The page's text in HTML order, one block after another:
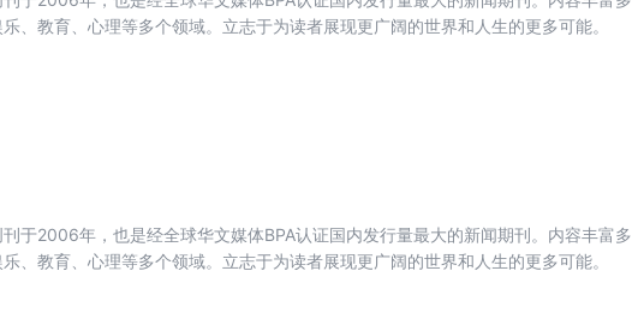
、教育、心理等多个领域。立志于为读者展现更广阔的世界和人生的更多可能。
刊于2006年，也是经全球华文媒体BPA认证国内发行量最大的新闻期刊。内容丰富多
、教育、心理等多个领域。立志于为读者展现更广阔的世界和人生的更多可能。